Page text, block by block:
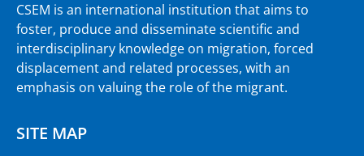
CSEM is an international institution that aims to
foster, produce and disseminate scientific and
interdisciplinary knowledge on migration, forced
displacement and related processes, with an
emphasis on valuing the role of the migrant.
SITE MAP